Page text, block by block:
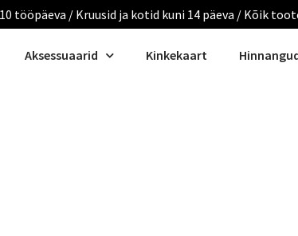
tööpäeva / Kruusid ja kotid kuni 14 päeva / Kõik
Aksessuaarid Kinkekaart